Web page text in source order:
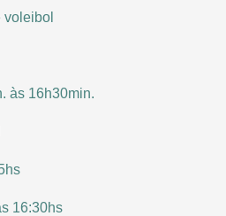
às 16h30min.
16:30hs